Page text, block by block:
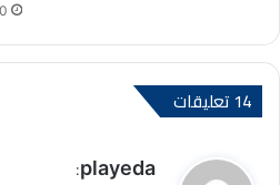
30
‫14 تعليقات
ي
playeda
: